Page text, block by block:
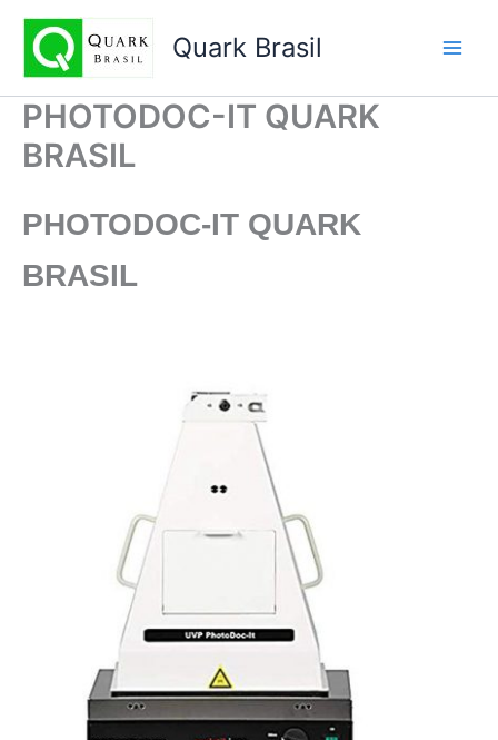
conteúdo
Quark Brasil
PHOTODOC-IT QUARK
BRASIL
PHOTODOC-IT QUARK
BRASIL